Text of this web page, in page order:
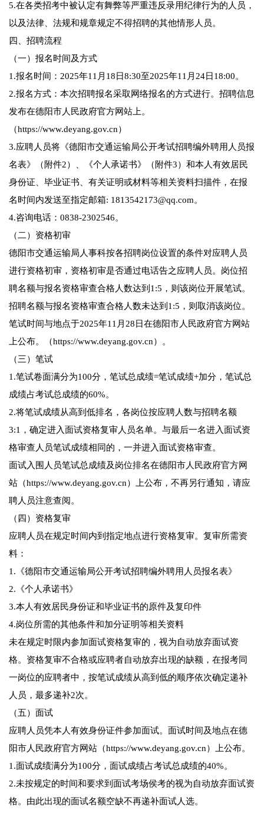
5.在各类招考中被认定有舞弊等严重违反录用纪律行为的人员，
以及法律、法规和规章规定不得招聘的其他情形人员。
四、招聘流程
（一）报名时间及方式
1.报名时间：2025年11月18日8:30至2025年11月24日18:00。
2.报名方式：本次招聘报名采取网络报名的方式进行。招聘信息
发布在德阳市人民政府官方网站上。
（https://www.deyang.gov.cn）
3.应聘人员将《德阳市交通运输局公开考试招聘编外聘用人员报
名表》（附件2）、《个人承诺书》（附件3）和本人有效居民
身份证、毕业证书、有关证明或材料等相关资料扫描件，在报
名时间内发送至指定邮箱: 1813542173@qq.com。
4.咨询电话：0838-2302546。
（二）资格初审
德阳市交通运输局人事科按各招聘岗位设置的条件对应聘人员
进行资格初审，资格初审是否通过电话告之应聘人员。岗位招
聘名额与报名资格审查合格人数达到1:5，则该岗位开展笔试。
招聘名额与报名资格审查合格人数未达到1:5，则取消该岗位。
笔试时间与地点于2025年11月28日在德阳市人民政府官方网站
上公布。（https://www.deyang.gov.cn）。
（三）笔试
1.笔试卷面满分为100分，笔试总成绩=笔试成绩+加分，笔试总
成绩占考试总成绩的60%。
2.将笔试成绩从高到低排名，各岗位按应聘人数与招聘名额
3:1，确定进入面试资格复审人员名单。与最后一名进入面试资
格审查人员笔试成绩相同的，一并进入面试资格审查。
面试入围人员笔试总成绩及岗位排名在德阳市人民政府官方网
站（https://www.deyang.gov.cn）上公布，不再另行通知，请应
聘人员注意查阅。
（四）资格复审
应聘人员在规定时间内到指定地点进行资格复审。复审所需资
料：
1.《德阳市交通运输局公开考试招聘编外聘用人员报名表》
2.《个人承诺书》
3.本人有效居民身份证和毕业证书的原件及复印件
4.岗位所需的其他条件和加分证明等相关资料
未在规定时限内参加面试资格复审的，视为自动放弃面试资
格。资格复审不合格或应聘者自动放弃出现的缺额，在报考同
一岗位的应聘者中，按笔试成绩从高到低的顺序依次确定递补
人员，最多递补2次。
（五）面试
应聘人员凭本人有效身份证件参加面试。面试时间及地点在德
阳市人民政府官方网站（https://www.deyang.gov.cn）上公布。
1.面试成绩满分为100分，面试成绩占考试总成绩的40%。
2.未按规定的时间和要求到面试考场侯考的视为自动放弃面试资
格。由此出现的面试名额空缺不再递补面试人选。